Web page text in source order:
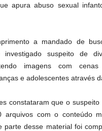
apura abuso sexual
a mandado de
investigado suspeito de
imagens com
e adolescentes através
constataram que o
arquivos com o conteúdo
parte desse material foi